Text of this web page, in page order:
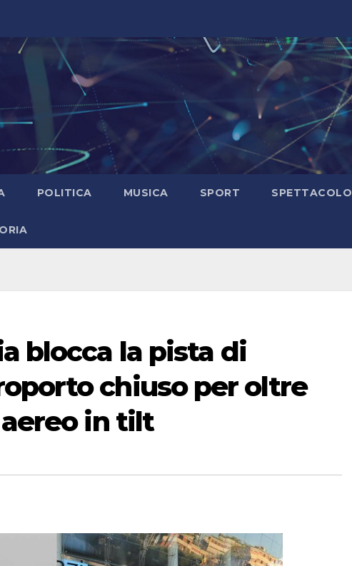
POLITICA MUSICA SPORT SPETTACOLO
blocca la pista di
chiuso per oltre
in tilt